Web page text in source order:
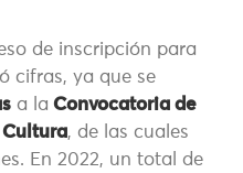
de inscripción para
cifras, ya que se
a la Convocatoria de
Cultura, de las cuales
En 2022, un total de